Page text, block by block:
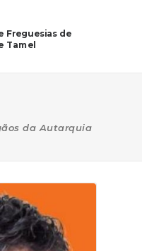
Freguesias de
Tamel
da Autarquia